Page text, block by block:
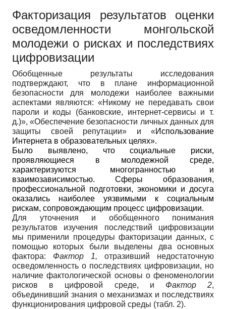
Факторизация результатов оценки
осведомленности монгольской
молодежи о рисках и последствиях
цифровизации
Обобщенные результаты исследования
подтверждают, что в плане информационной
безопасности для молодежи наиболее важными
аспектами являются: «Никому не передавать свои
пароли и коды (банковские, интернет-сервисы и т.
д.)», «Обеспечение безопасности личных данных для
защиты своей репутации» и «Использование
Интернета в образовательных целях».
Было выявлено, что социальные риски,
проявляющиеся в молодежной среде,
характеризуются многогранностью и
взаимозависимостью. Сферы образования,
профессиональной подготовки, экономики и досуга
оказались наиболее уязвимыми к социальным
рискам, сопровождающим процесс цифровизации.
Для уточнения и обобщенного понимания
результатов изучения последствий цифровизации
мы применили процедуры факторизации данных, с
помощью которых были выделены два основных
фактора: Фактор 1, отразивший недостаточную
осведомленность о последствиях цифровизации, но
наличие фактологической основы о феноменологии
рисков в цифровой среде, и Фактор 2,
объединивший знания о механизмах и последствиях
функционирования цифровой среды (табл. 2).